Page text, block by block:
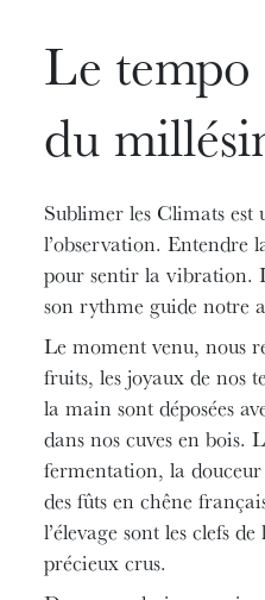
Le tempo
du
Sublimer les Climats est
l’observation. Entendre
pour sentir la vibration.
son rythme guide notre
Le moment venu, nous
fruits, les joyaux de nos
la main sont déposées
dans nos cuves en bois.
fermentation, la douceur
des fûts en chêne
l’élevage sont les clefs
précieux crus.